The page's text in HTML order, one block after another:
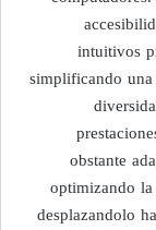
intuitivos
simplificando
obstante
optimizando
desplazandolo